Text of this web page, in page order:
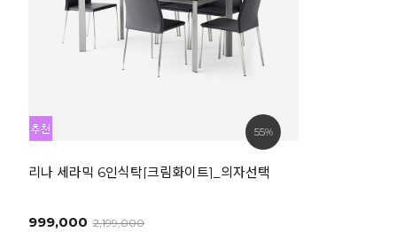
55%
리나 세라믹 6인식탁[크림화이트]_의자선택
999,000 2,199,000